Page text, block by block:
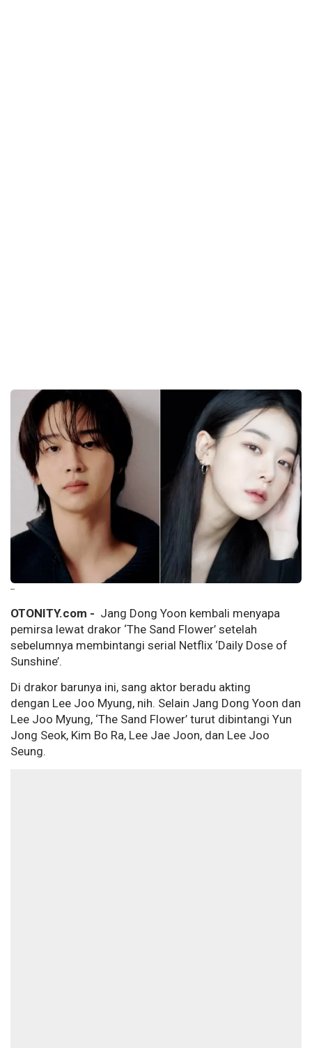
--
OTONITY.com - Jang Dong Yoon kembali menyapa
pemirsa lewat drakor ‘The Sand Flower’ setelah
sebelumnya membintangi serial Netflix ‘Daily Dose of
Sunshine’.
Di drakor barunya ini, sang aktor beradu akting
dengan Lee Joo Myung, nih. Selain Jang Dong Yoon dan
Lee Joo Myung, ‘The Sand Flower’ turut dibintangi Yun
Jong Seok, Kim Bo Ra, Lee Jae Joon, dan Lee Joo
Seung.